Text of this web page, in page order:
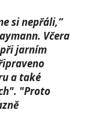
si nepřáli,“
Včera
jarním
a také
"Proto